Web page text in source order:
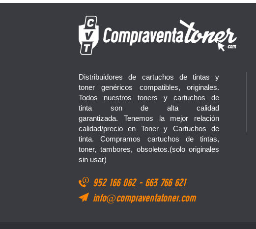
Distribuidores de cartuchos de tintas y
toner genéricos compatibles, originales.
Todos nuestros toners y cartuchos de
tinta son de alta calidad
garantizada. Tenemos la mejor relación
calidad/precio en Toner y Cartuchos de
tinta. Compramos cartuchos de tintas,
toner, tambores, obsoletos.(solo originales
sin usar)
952 166 062 - 663 766 621
info@compraventatoner.com